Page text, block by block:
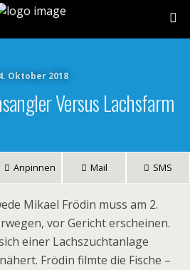
Oktober 2018
Versus Lachsfarm
Anpinnen Mail SMS
Mikael Frödin muss am 2.
vor Gericht erscheinen.
einer Lachszuchtanlage
Frödin filmte die Fische –